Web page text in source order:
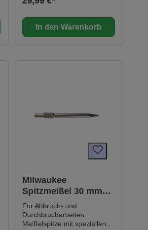
In den Warenkorb
Milwaukee
Spitzmeißel 30 mm
Sechskant 400 mm
Für Abbruch- und
Durchbrucharbeiten.
Meißelspitze mit speziellen